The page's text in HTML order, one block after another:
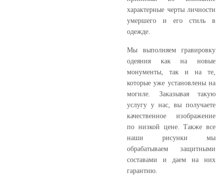
характерные черты личности
умершего и его стиль в
одежде.
Мы выполняем гравировку
одеяния как на новые
монументы, так и на те,
которые уже установлены на
могиле. Заказывая такую
услугу у нас, вы получаете
качественное изображение
по низкой цене. Также все
наши рисунки мы
обрабатываем защитными
составами и даем на них
гарантию.